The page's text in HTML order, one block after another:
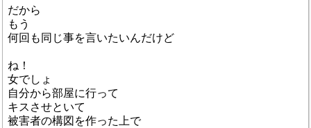
だから
もう
何回も同じ事を言いたいんだけど
ね！
女でしょ
自分から部屋に行って
キスさせといて
被害者の構図を作った上で